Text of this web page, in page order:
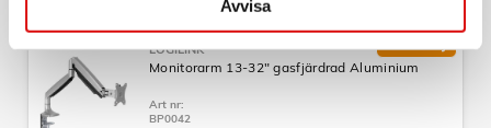
Avvisa
LOGILINK
Monitorarm 13-32" gasfjärdrad Aluminium
Art nr:
BP0042